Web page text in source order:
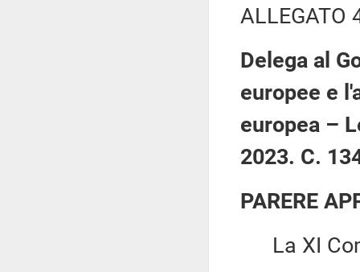
ALLEGATO
Delega al
europee e
europea –
2023. C.
PARERE
La XI